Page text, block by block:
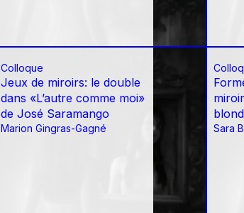
Colloque
Jeux de miroirs: le double
dans «L’autre comme moi»
de José Saramango
Marion Gingras-Gagné Sara